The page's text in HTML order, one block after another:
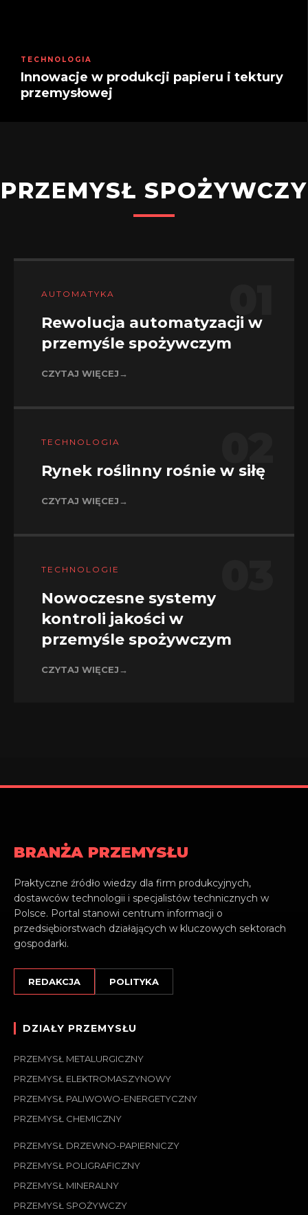
TECHNOLOGIA
Innowacje w produkcji papieru i tektury
przemysłowej
PRZEMYSŁ SPOŻYWCZY
AUTOMATYKA
Rewolucja automatyzacji w
przemyśle spożywczym
CZYTAJ WIĘCEJ→
TECHNOLOGIA
Rynek roślinny rośnie w siłę
CZYTAJ WIĘCEJ→
TECHNOLOGIE
Nowoczesne systemy
kontroli jakości w
przemyśle spożywczym
CZYTAJ WIĘCEJ→
BRANŻA PRZEMYSŁU
Praktyczne źródło wiedzy dla firm produkcyjnych,
dostawców technologii i specjalistów technicznych w
Polsce. Portal stanowi centrum informacji o
przedsiębiorstwach działających w kluczowych sektorach
gospodarki.
REDAKCJA POLITYKA
DZIAŁY PRZEMYSŁU
PRZEMYSŁ METALURGICZNY
PRZEMYSŁ ELEKTROMASZYNOWY
PRZEMYSŁ PALIWOWO-ENERGETYCZNY
PRZEMYSŁ CHEMICZNY
PRZEMYSŁ DRZEWNO-PAPIERNICZY
PRZEMYSŁ POLIGRAFICZNY
PRZEMYSŁ MINERALNY
PRZEMYSŁ SPOŻYWCZY